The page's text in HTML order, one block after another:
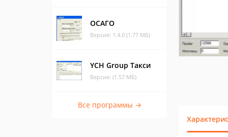
ОСАГО
Версия: 1.4.0 (1.77 МБ)
YCH Group Такси
Версия: (1.57 МБ)
Все программы →